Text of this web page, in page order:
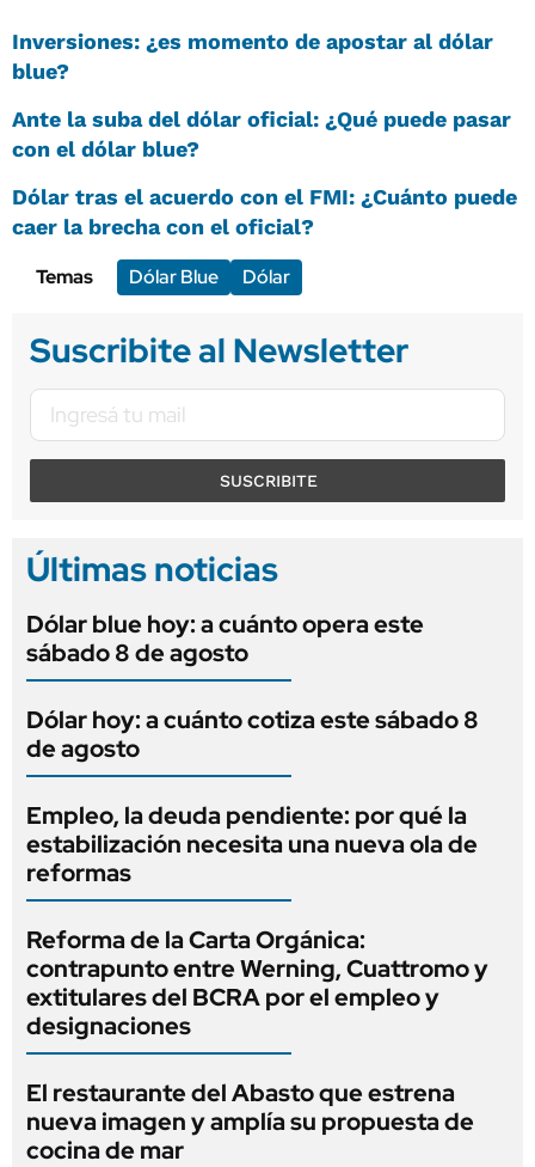
Inversiones: ¿es momento de apostar al dólar
blue?
Ante la suba del dólar oficial: ¿Qué puede pasar
con el dólar blue?
Dólar tras el acuerdo con el FMI: ¿Cuánto puede
caer la brecha con el oficial?
Temas
Dólar Blue Dólar
Suscribite al Newsletter
SUSCRIBITE
Últimas noticias
Dólar blue hoy: a cuánto opera este
sábado 8 de agosto
Dólar hoy: a cuánto cotiza este sábado 8
de agosto
Empleo, la deuda pendiente: por qué la
estabilización necesita una nueva ola de
reformas
Reforma de la Carta Orgánica:
contrapunto entre Werning, Cuattromo y
extitulares del BCRA por el empleo y
designaciones
El restaurante del Abasto que estrena
nueva imagen y amplía su propuesta de
cocina de mar